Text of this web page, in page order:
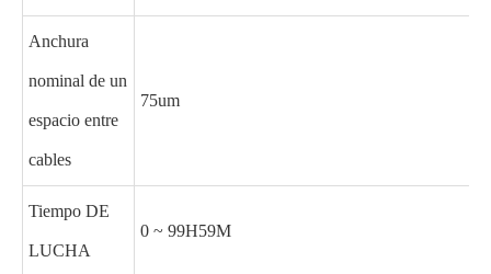
Anchura
nominal de un
espacio entre
cables
75um
Tiempo DE
LUCHA
0 ~ 99H59M